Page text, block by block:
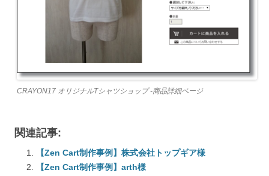
CRAYON17 オリジナルTシャツショップ -商品詳細ページ
関連記事:
【Zen Cart制作事例】株式会社トップギア様
【Zen Cart制作事例】arth様